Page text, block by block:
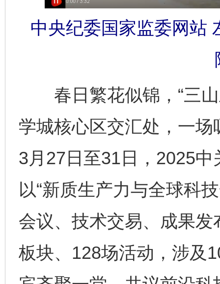
中央纪委国家监委网站
春日繁花似锦，“三山
学城核心区交汇处，一
3月27日至31日，2025
以“新质生产力与全球科
会议、技术交易、成果
板块、128场活动，涉及